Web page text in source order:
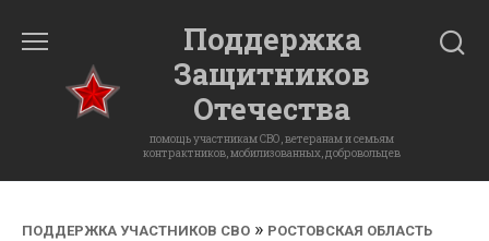
содержанию
Поддержка
Защитников
Отечества
помощь участникам СВО, ветеранам и семьям
контрактников, мобилизованных, добровольцев
ПОДДЕРЖКА УЧАСТНИКОВ СВО » РОСТОВСКАЯ ОБЛАСТЬ